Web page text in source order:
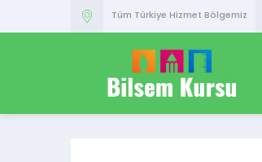
Tüm Türkiye Hizmet Bölgemiz